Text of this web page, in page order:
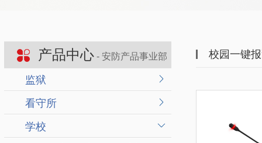
产品中心 - 安防产品事业部
监狱
看守所
学校
校园一键